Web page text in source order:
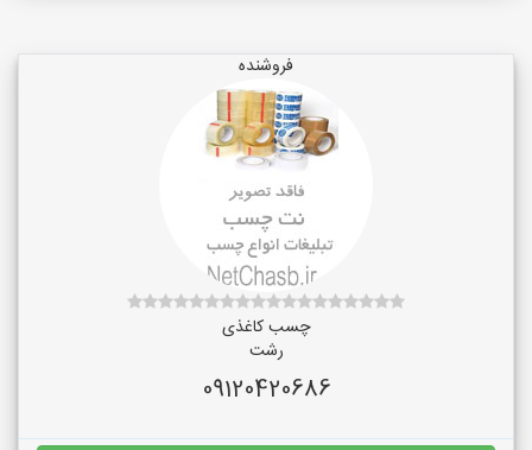
فروشنده
چسب کاغذی
رشت
09120420686